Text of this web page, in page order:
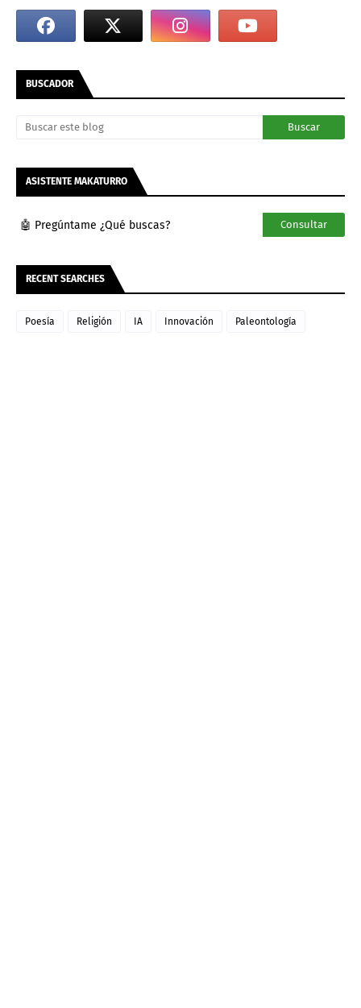
BUSCADOR
ASISTENTE MAKATURRO
🤖 Pregúntame ¿Qué buscas? Consultar
RECENT SEARCHES
Poesía Religión IA Innovación Paleontología